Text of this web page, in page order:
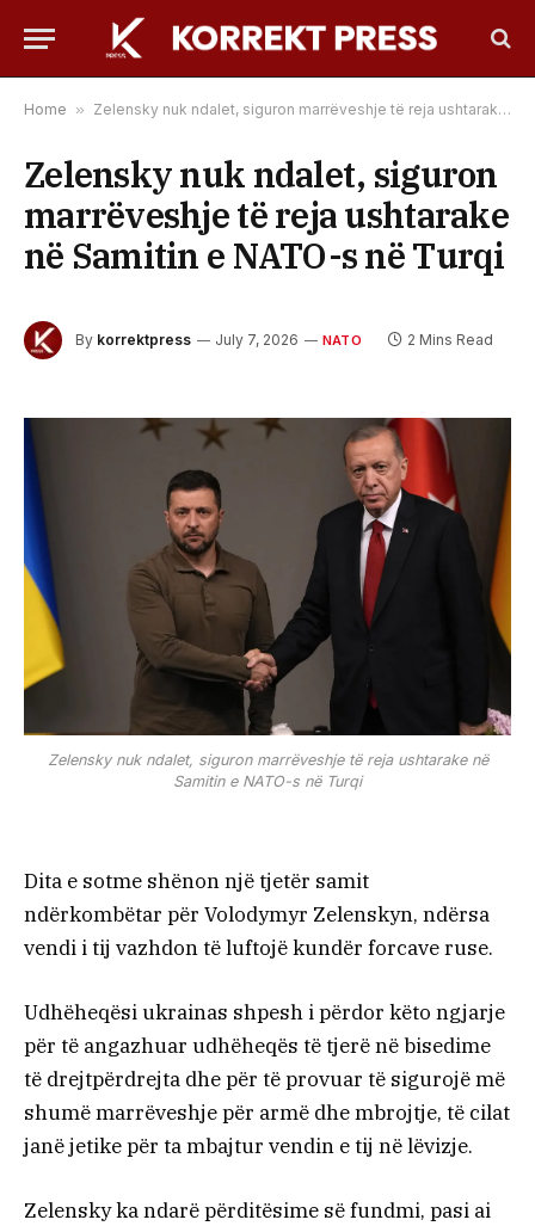
Home » Zelensky nuk ndalet, siguron marrëveshje të reja ushtarake në Samitin e NATO-s në Turqi
Zelensky nuk ndalet, siguron
marrëveshje të reja ushtarake
në Samitin e NATO-s në Turqi
By korrektpress July 7, 2026 NATO 2 Mins Read
Zelensky nuk ndalet, siguron marrëveshje të reja ushtarake në
Samitin e NATO-s në Turqi
Dita e sotme shënon një tjetër samit
ndërkombëtar për Volodymyr Zelenskyn, ndërsa
vendi i tij vazhdon të luftojë kundër forcave ruse.
Udhëheqësi ukrainas shpesh i përdor këto ngjarje
për të angazhuar udhëheqës të tjerë në bisedime
të drejtpërdrejta dhe për të provuar të sigurojë më
shumë marrëveshje për armë dhe mbrojtje, të cilat
janë jetike për ta mbajtur vendin e tij në lëvizje.
Zelensky ka ndarë përditësime së fundmi, pasi ai